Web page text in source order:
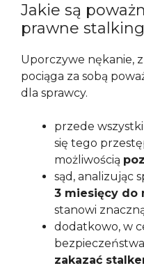
Jakie są
prawne
Uporczywe nękanie,
pociąga za sobą
dla sprawcy.
przede
się tego
możliwością
sąd, analizując
3 miesięcy do
stanowi
dodatkowo, w
zakazać